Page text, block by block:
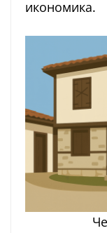
икономика.